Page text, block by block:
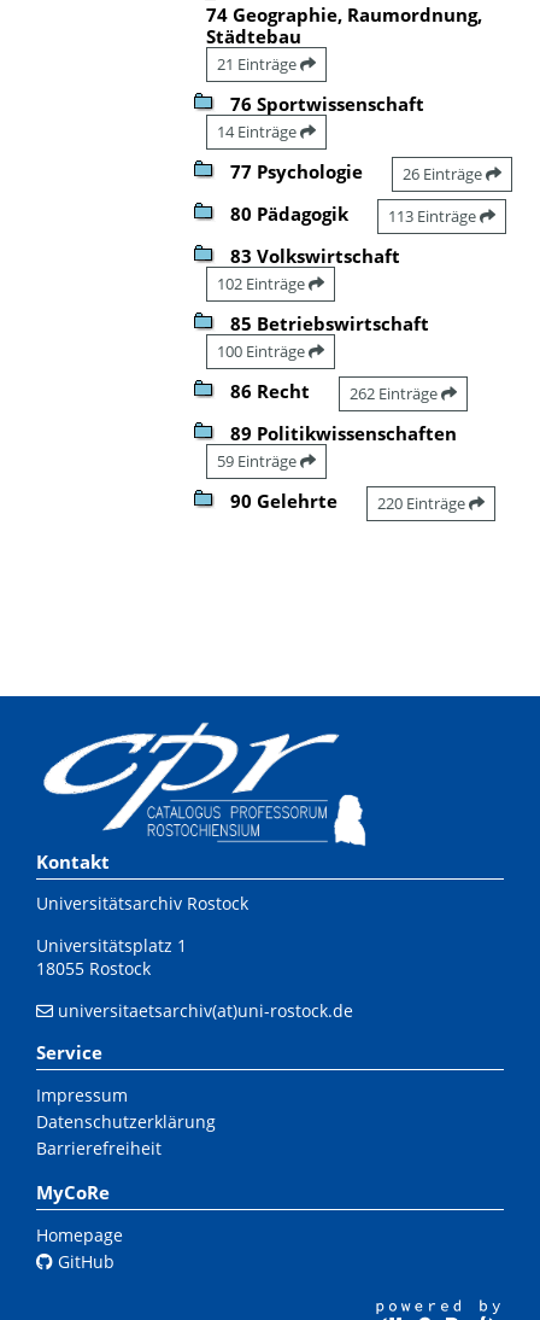
74 Geographie, Raumordnung,
Städtebau
21 Einträge
76 Sportwissenschaft
14 Einträge
77 Psychologie 26 Einträge
80 Pädagogik 113 Einträge
83 Volkswirtschaft
102 Einträge
85 Betriebswirtschaft
100 Einträge
86 Recht 262 Einträge
89 Politikwissenschaften
59 Einträge
90 Gelehrte 220 Einträge
Kontakt
Universitätsarchiv Rostock
Universitätsplatz 1
18055 Rostock
universitaetsarchiv(at)uni-rostock.de
Service
Impressum
Datenschutzerklärung
Barrierefreiheit
MyCoRe
Homepage
GitHub